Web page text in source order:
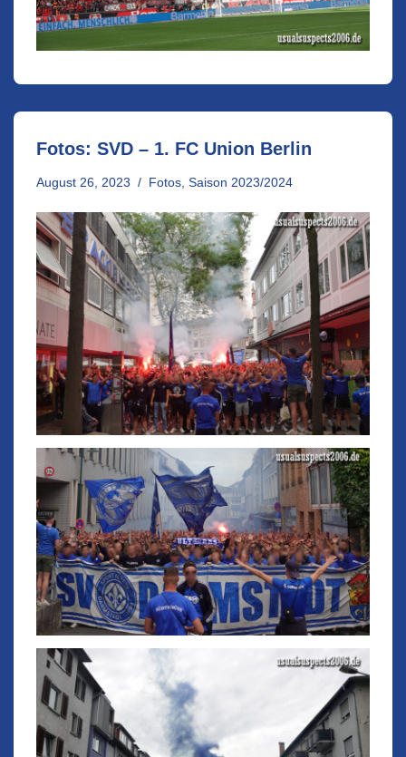
Fotos: SVD – 1. FC Union Berlin
August 26, 2023 Fotos Saison 2023/2024